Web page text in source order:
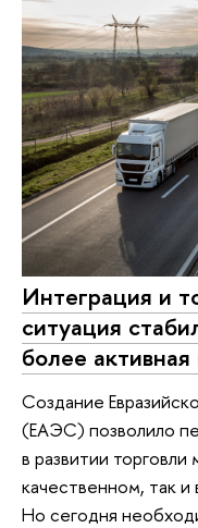
Интеграция и
ситуация
более
Создание
(ЕАЭС) позволило
в развитии
качественном, так
Но сегодня